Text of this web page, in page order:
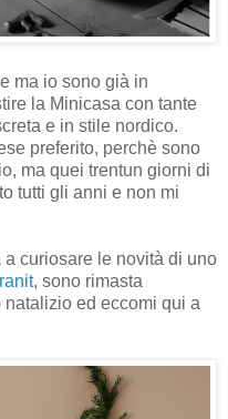
ma io sono già in
la Minicasa con tante
e in stile nordico.
preferito, perchè sono
ma quei trentun giorni di
tutti gli anni e non mi
curiosare le novità di uno
, sono rimasta
ed eccomi qui a